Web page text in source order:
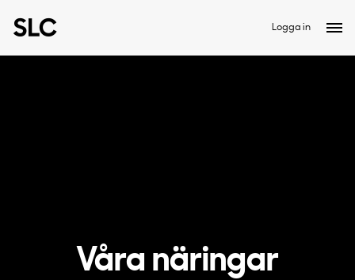
Logga in
Våra näringar